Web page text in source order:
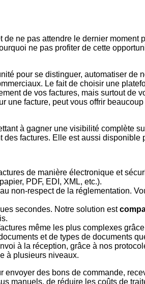
ne pas attendre le dernier moment
ne pas profiter de cette
pour se distinguer, automatiser de
Le fait de choisir une
de vos factures, mais surtout de
une facture, peut vous offrir
à gagner une visibilité complète
des factures. Elle est aussi disponible
de manière électronique et
PDF, EDI, XML, etc.).
non-respect de la réglementation.
secondes. Notre solution est
même les plus complexes
et de types de documents
à la réception, grâce à nos
à plusieurs niveaux.
des bons de commande,
manuels, de réduire les coûts de